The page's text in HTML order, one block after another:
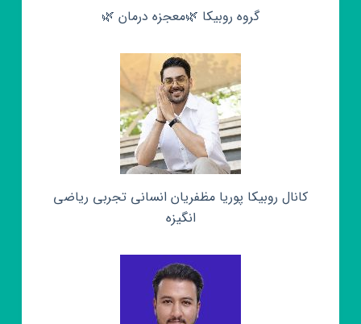
گروه روبیکا 🌿معجزه درمان 🌿
کانال روبیکا پوریا مظفریان انسانی تجربی ریاضی
انگیزه